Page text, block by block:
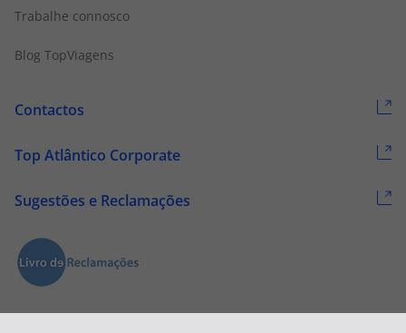
Trabalhe connosco
Blog TopViagens
Contactos
Top Atlântico Corporate
Sugestões e Reclamações